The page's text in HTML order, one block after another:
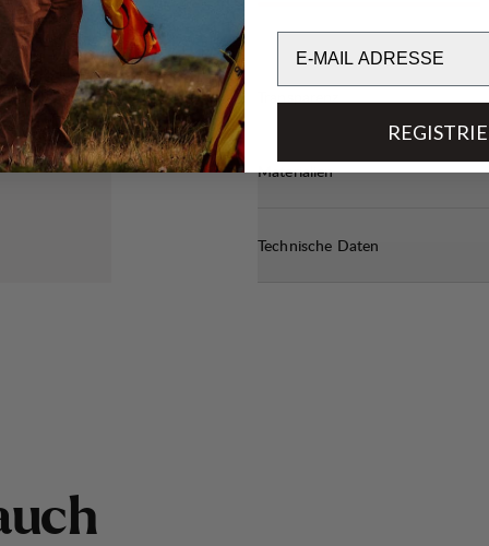
Materialien
Technische Daten
uch